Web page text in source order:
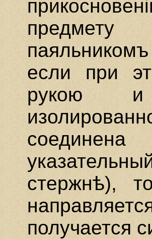
если при
рукою и
стержнѣ),
получается